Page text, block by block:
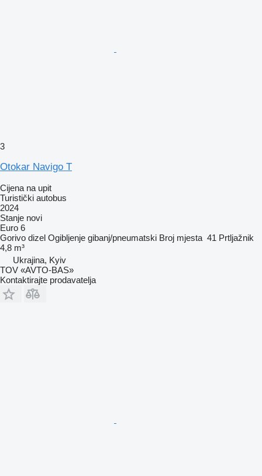
3
Otokar Navigo T
Cijena na upit
Turistički autobus
2024
Stanje novi
Euro 6
Gorivo dizel Ogibljenje gibanj/pneumatski Broj mjesta 41 Prtljažnik
4,8 m³
Ukrajina, Kyiv
TOV «AVTO-BAS»
Kontaktirajte prodavatelja